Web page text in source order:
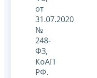
от
31.07.2020
№
248-
ФЗ,
КоАП
РФ.